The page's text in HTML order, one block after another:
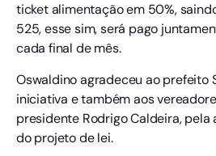
ticket alimentação em 50%,
525, esse sim, será pago
cada final de mês.
Oswaldino agradeceu ao prefeito
iniciativa e também aos
presidente Rodrigo Caldeira,
do projeto de lei.